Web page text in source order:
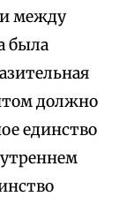
между
была
должно
единство